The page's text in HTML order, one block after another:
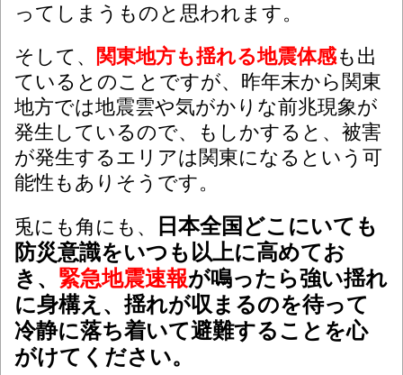
ってしまうものと思われます。
そして、
関東地方も揺れる地震体感も出
ているとのことですが、昨年末から関東
地方では地震雲や気がかりな前兆現象が
発生しているので、もしかすると、被害
が発生するエリアは関東になるという可
能性もありそうです。
兎にも角にも、
日本全国どこにいても
防災意識をいつも以上に高めてお
き、 緊急地震速報が鳴ったら強い揺れ
に身構え、揺れが収まるのを待って
冷静に落ち着いて避難することを心
がけてください。